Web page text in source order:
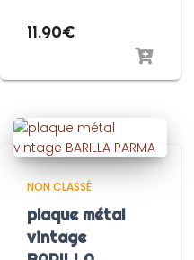
11.90€
NON CLASSÉ
plaque métal
vintage